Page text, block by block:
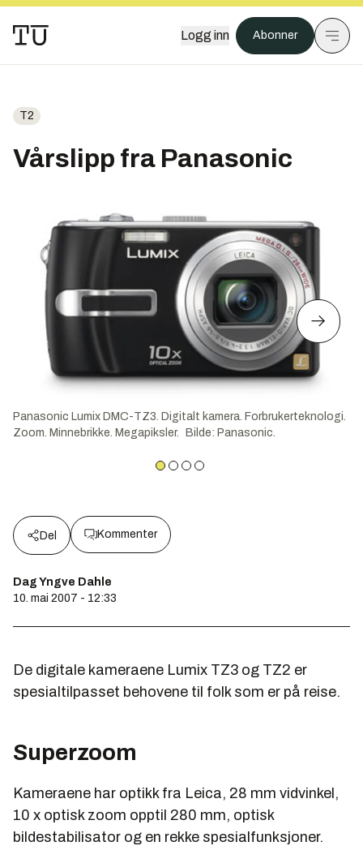
Logg inn Abonner
T2
Vårslipp fra Panasonic
Panasonic Lumix DMC-TZ3. Digitalt kamera. Forbrukerteknologi.
Zoom. Minnebrikke. Megapiksler. Bilde: Panasonic.
Del Kommenter
Dag Yngve Dahle
10. mai 2007 - 12:33
De digitale kameraene Lumix TZ3 og TZ2 er
spesialtilpasset behovene til folk som er på reise.
Superzoom
Kameraene har optikk fra Leica, 28 mm vidvinkel,
10 x optisk zoom opptil 280 mm, optisk
bildestabilisator og en rekke spesialfunksjoner.